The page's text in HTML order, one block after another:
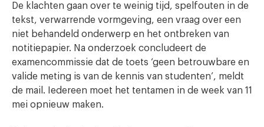
De klachten gaan over te weinig tijd, spelfouten in de
tekst, verwarrende vormgeving, een vraag over een
niet behandeld onderwerp en het ontbreken van
notitiepapier. Na onderzoek concludeert de
examencommissie dat de toets ‘geen betrouwbare en
valide meting is van de kennis van studenten’, meldt
de mail. Iedereen moet het tentamen in de week van 11
mei opnieuw maken.